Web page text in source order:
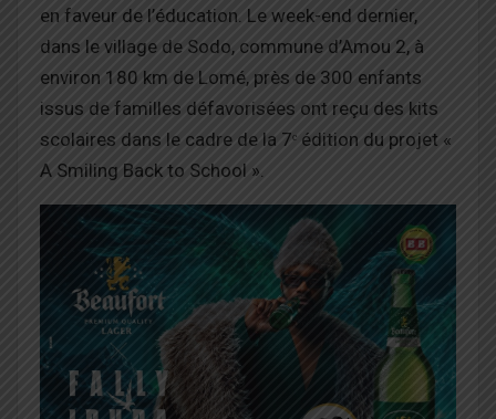
en faveur de l’éducation. Le week-end dernier,
dans le village de Sodo, commune d’Amou 2, à
environ 180 km de Lomé, près de 300 enfants
issus de familles défavorisées ont reçu des kits
scolaires dans le cadre de la 7ᵉ édition du projet «
A Smiling Back to School ».